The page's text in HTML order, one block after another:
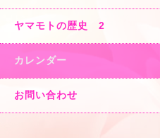
ヤマモトの歴史 2
カレンダー
お問い合わせ